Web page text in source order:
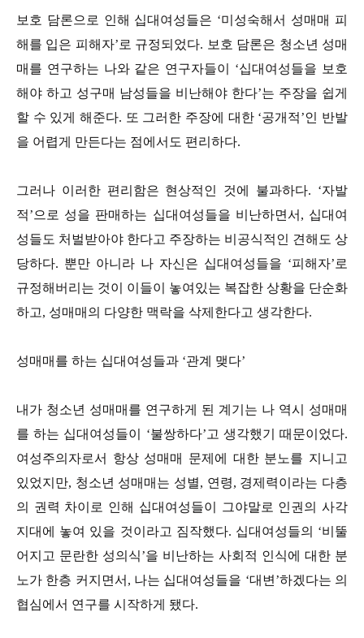
보호 담론으로 인해 십대여성들은 ‘미성숙해서 성매매 피
해를 입은 피해자’로 규정되었다. 보호 담론은 청소년 성매
매를 연구하는 나와 같은 연구자들이 ‘십대여성들을 보호
해야 하고 성구매 남성들을 비난해야 한다’는 주장을 쉽게
할 수 있게 해준다. 또 그러한 주장에 대한 ‘공개적’인 반발
을 어렵게 만든다는 점에서도 편리하다.
그러나 이러한 편리함은 현상적인 것에 불과하다. ‘자발
적’으로 성을 판매하는 십대여성들을 비난하면서, 십대여
성들도 처벌받아야 한다고 주장하는 비공식적인 견해도 상
당하다. 뿐만 아니라 나 자신은 십대여성들을 ‘피해자’로
규정해버리는 것이 이들이 놓여있는 복잡한 상황을 단순화
하고, 성매매의 다양한 맥락을 삭제한다고 생각한다.
성매매를 하는 십대여성들과 ‘관계 맺다’
내가 청소년 성매매를 연구하게 된 계기는 나 역시 성매매
를 하는 십대여성들이 ‘불쌍하다’고 생각했기 때문이었다.
여성주의자로서 항상 성매매 문제에 대한 분노를 지니고
있었지만, 청소년 성매매는 성별, 연령, 경제력이라는 다층
의 권력 차이로 인해 십대여성들이 그야말로 인권의 사각
지대에 놓여 있을 것이라고 짐작했다. 십대여성들의 ‘비뚤
어지고 문란한 성의식’을 비난하는 사회적 인식에 대한 분
노가 한층 커지면서, 나는 십대여성들을 ‘대변’하겠다는 의
협심에서 연구를 시작하게 됐다.